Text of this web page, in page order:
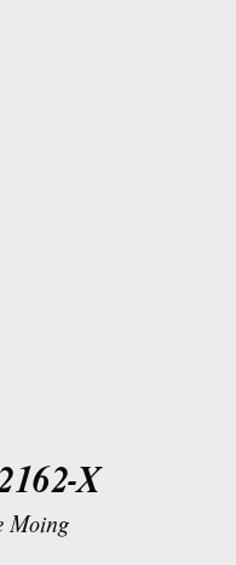
X
Moing